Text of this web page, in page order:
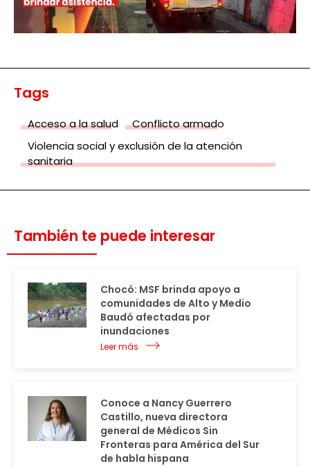
Tags
Acceso a la salud
Conflicto armado
Violencia social y exclusión de la atención
sanitaria
También te puede interesar
Chocó: MSF brinda apoyo a
comunidades de Alto y Medio
Baudó afectadas por
inundaciones
Leer más
Conoce a Nancy Guerrero
Castillo, nueva directora
general de Médicos Sin
Fronteras para América del Sur
de habla hispana